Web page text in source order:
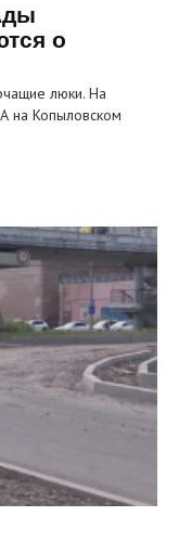
о
люки. На
на Копыловском